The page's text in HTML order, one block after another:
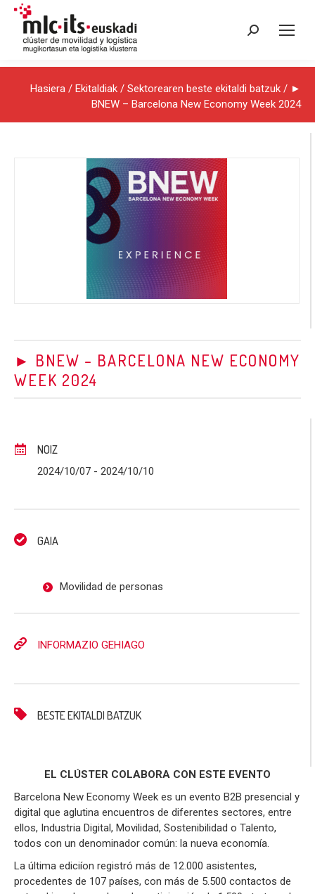
Search:
Hasiera / Ekitaldiak / Sektorearen beste ekitaldi batzuk / ►
BNEW – Barcelona New Economy Week 2024
► BNEW – BARCELONA NEW ECONOMY
WEEK 2024
NOIZ
2024/10/07 - 2024/10/10
GAIA
Movilidad de personas
INFORMAZIO GEHIAGO
BESTE EKITALDI BATZUK
EL CLÚSTER COLABORA CON ESTE EVENTO
Barcelona New Economy Week es un evento B2B presencial y
digital que aglutina encuentros de diferentes sectores, entre
ellos, Industria Digital, Movilidad, Sostenibilidad o Talento,
todos con un denominador común: la nueva economía.
La última ediciíon registró más de 12.000 asistentes,
procedentes de 107 países, con más de 5.500 contactos de